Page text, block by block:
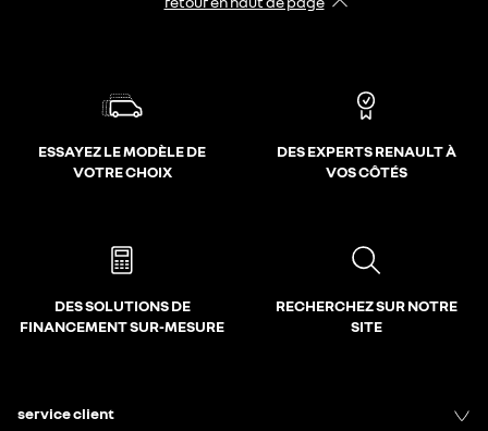
ESSAYEZ LE MODÈLE DE
VOTRE CHOIX
DES EXPERTS RENAULT À
VOS CÔTÉS
DES SOLUTIONS DE
FINANCEMENT SUR-MESURE
RECHERCHEZ SUR NOTRE
SITE
service client